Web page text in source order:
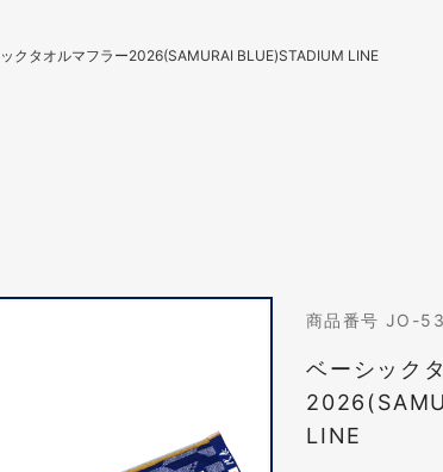
クタオルマフラー2026(SAMURAI BLUE)STADIUM LINE
商品番号 JO-
ベーシック
LINE